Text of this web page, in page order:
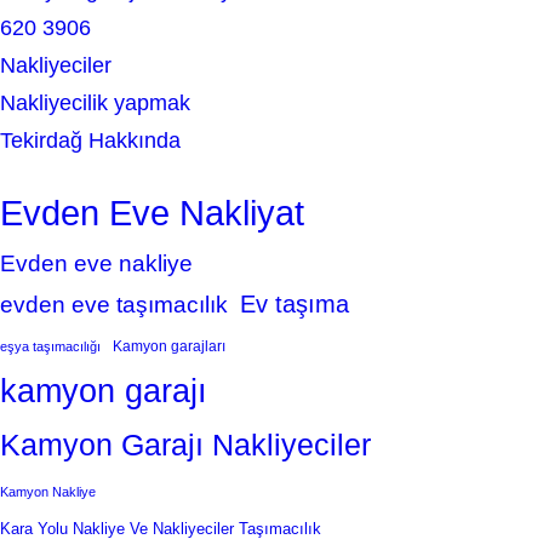
620 3906
Nakliyeciler
Nakliyecilik yapmak
Tekirdağ Hakkında
Evden Eve Nakliyat
Evden eve nakliye
evden eve taşımacılık Ev taşıma
eşya taşımacılığı Kamyon garajları
kamyon garajı
Kamyon Garajı Nakliyeciler
Kamyon Nakliye
Kara Yolu Nakliye Ve Nakliyeciler Taşımacılık